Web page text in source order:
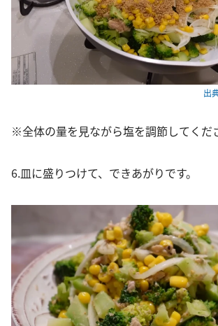
出
※全体の量を見ながら塩を調節してくだ
6.皿に盛りつけて、できあがりです。